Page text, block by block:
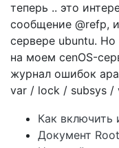
теперь .. это
сообщение @refp,
сервере ubuntu.
на моем cenOS-
журнал ошибок
var / lock / subsys /
Как включить
Документ